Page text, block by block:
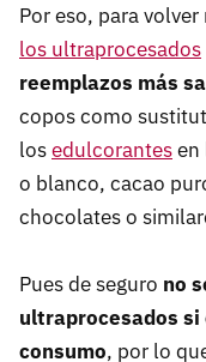
Por eso, para
los ultraprocesados
reemplazos más
copos como
losedulcorantesen
o blanco, cacao
chocolates o
Pues de seguro no
ultraprocesados si
consumo, por lo